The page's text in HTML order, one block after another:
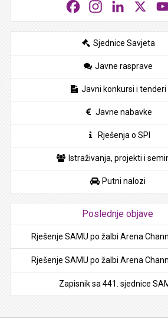
FacebookInstagramLinkedIn
Sjednice Savjeta
Javne rasprave
Javni konkursi i tenderi
Javne nabavke
Rješenja o SPI
Istraživanja, projekti i
Putni nalozi
Poslednje objave
Rješenje SAMU po žalbi Arena
Rješenje SAMU po žalbi Arena
Zapisnik sa 441. sjednice